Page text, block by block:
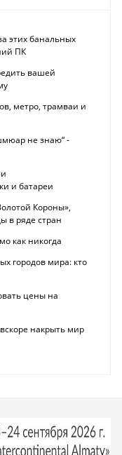
этих банальных
ПК
вашей
метро, трамваи и
не знаю“ -
и батареи
Короны»,
в ряде стран
как никогда
городов мира: кто
цены на
накрыть мир